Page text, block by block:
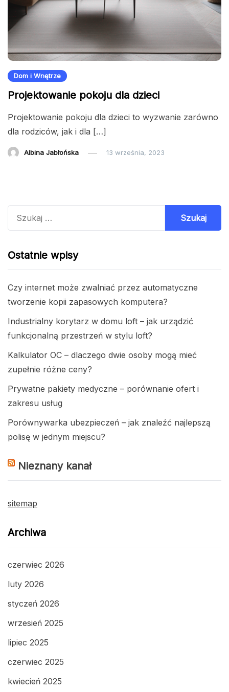
Dom i Wnętrze
Projektowanie pokoju dla dzieci
Projektowanie pokoju dla dzieci to wyzwanie zarówno
dla rodziców, jak i dla […]
Albina Jabłońska 13 września, 2023
Ostatnie wpisy
Czy internet może zwalniać przez automatyczne
tworzenie kopii zapasowych komputera?
Industrialny korytarz w domu loft – jak urządzić
funkcjonalną przestrzeń w stylu loft?
Kalkulator OC – dlaczego dwie osoby mogą mieć
zupełnie różne ceny?
Prywatne pakiety medyczne – porównanie ofert i
zakresu usług
Porównywarka ubezpieczeń – jak znaleźć najlepszą
polisę w jednym miejscu?
Nieznany kanał
sitemap
Archiwa
czerwiec 2026
luty 2026
styczeń 2026
wrzesień 2025
lipiec 2025
czerwiec 2025
kwiecień 2025